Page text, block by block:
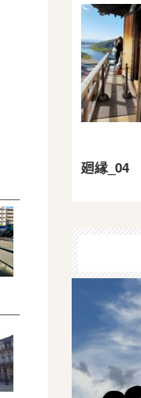
廻縁_04